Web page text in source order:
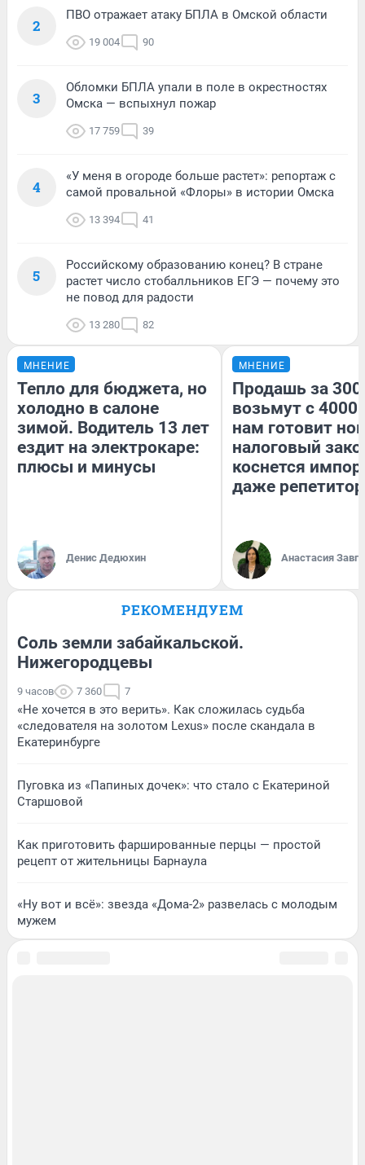
2
ПВО отражает атаку БПЛА в Омской области
19 004 90
3
Обломки БПЛА упали в поле в окрестностях
Омска — вспыхнул пожар
17 759 39
4
«У меня в огороде больше растет»: репортаж с
самой провальной «Флоры» в истории Омска
13 394 41
5
Российскому образованию конец? В стране
растет число стобалльников ЕГЭ — почему это
не повод для радости
13 280 82
МНЕНИЕ
Тепло для бюджета, но
холодно в салоне
зимой. Водитель 13 лет
ездит на электрокаре:
плюсы и минусы
Денис Дедюхин
МНЕНИЕ
Продашь за
возьмут с
нам готовит
налоговый
коснется
даже
Анастасия
РЕКОМЕНДУЕМ
Соль земли забайкальской.
Нижегородцевы
9 часов 7 360 7
«Не хочется в это верить». Как сложилась судьба
«следователя на золотом Lexus» после скандала в
Екатеринбурге
Пуговка из «Папиных дочек»: что стало с Екатериной
Старшовой
Как приготовить фаршированные перцы — простой
рецепт от жительницы Барнаула
«Ну вот и всё»: звезда «Дома-2» развелась с молодым
мужем